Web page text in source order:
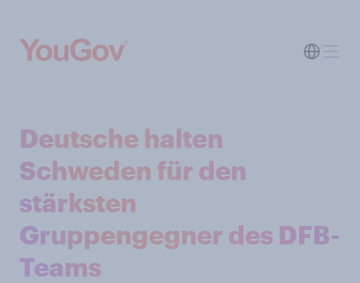
Deutsche halten
Schweden für den
stärksten
Gruppengegner des DFB-
Teams